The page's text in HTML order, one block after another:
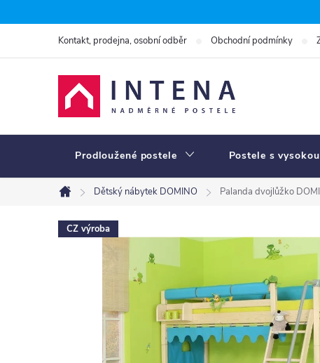
na
Kontakt, prodejna, osobní odběr Obchodní podmínky
Prodloužené postele Postele s
Domů
Dětský nábytek DOMINO Palanda dvojlůžko
CZ výroba